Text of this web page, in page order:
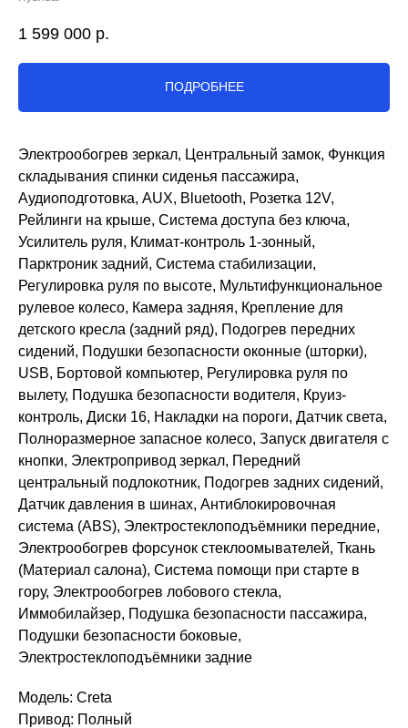
1 599 000 р.
ПОДРОБНЕЕ
Электрообогрев зеркал, Центральный замок, Функция
складывания спинки сиденья пассажира,
Аудиоподготовка, AUX, Bluetooth, Розетка 12V,
Рейлинги на крыше, Система доступа без ключа,
Усилитель руля, Климат-контроль 1-зонный,
Парктроник задний, Система стабилизации,
Регулировка руля по высоте, Мультифункциональное
рулевое колесо, Камера задняя, Крепление для
детского кресла (задний ряд), Подогрев передних
сидений, Подушки безопасности оконные (шторки),
USB, Бортовой компьютер, Регулировка руля по
вылету, Подушка безопасности водителя, Круиз-
контроль, Диски 16, Накладки на пороги, Датчик света,
Полноразмерное запасное колесо, Запуск двигателя с
кнопки, Электропривод зеркал, Передний
центральный подлокотник, Подогрев задних сидений,
Датчик давления в шинах, Антиблокировочная
система (ABS), Электростеклоподъёмники передние,
Электрообогрев форсунок стеклоомывателей, Ткань
(Материал салона), Система помощи при старте в
гору, Электрообогрев лобового стекла,
Иммобилайзер, Подушка безопасности пассажира,
Подушки безопасности боковые,
Электростеклоподъёмники задние
Модель: Creta
Привод: Полный